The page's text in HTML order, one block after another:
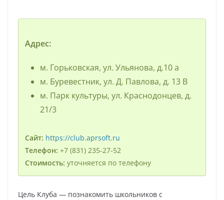
Адрес:
м. Горьковская, ул. Ульянова, д.10 а
м. Буревестник, ул. Д. Павлова, д. 13 В
м. Парк культуры, ул. Краснодонцев, д.
21/3
Сайт: https://club.aprsoft.ru
Телефон: +7 (831) 235-27-52
Стоимость: уточняется по телефону
Цель Клуба — познакомить школьников с